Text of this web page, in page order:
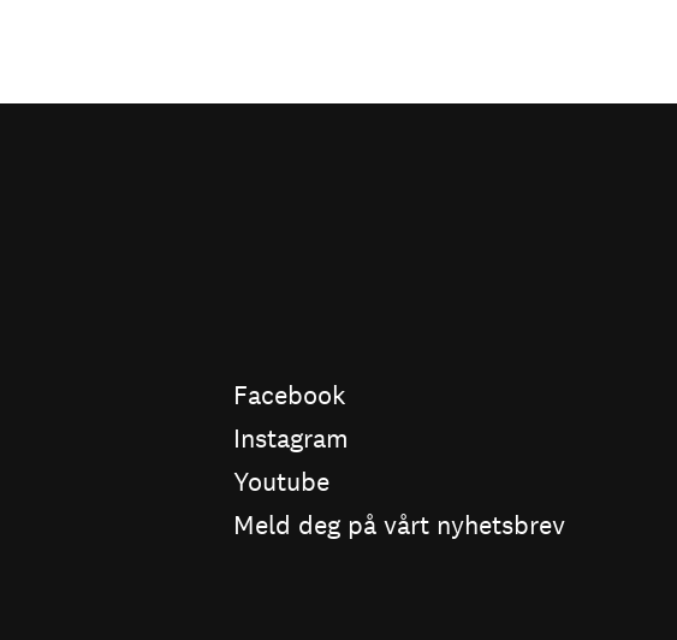
Facebook
Instagram
Youtube
Meld deg på vårt nyhetsbrev